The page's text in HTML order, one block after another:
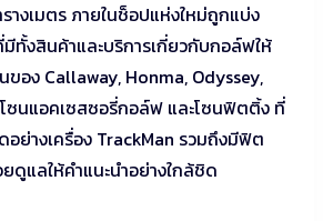
างเมตร ภายในช็อปแห่งใหม่ถูกแบ่ง
ทั้งสินค้าและบริการเกี่ยวกับกอล์ฟให้
นของ Callaway, Honma, Odyssey,
ซนแอคเซสซอรี่กอล์ฟ และโซนฟิตติ้ง ที่
อย่างเครื่อง TrackMan รวมถึงมีฟิต
ดูแลให้คำแนะนำอย่างใกล้ชิด